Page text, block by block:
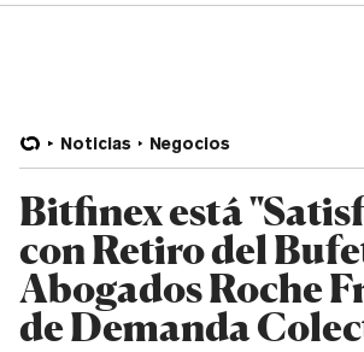
Noticias Negocios
Bitfinex está
con Retiro del
Abogados Roche
de Demanda